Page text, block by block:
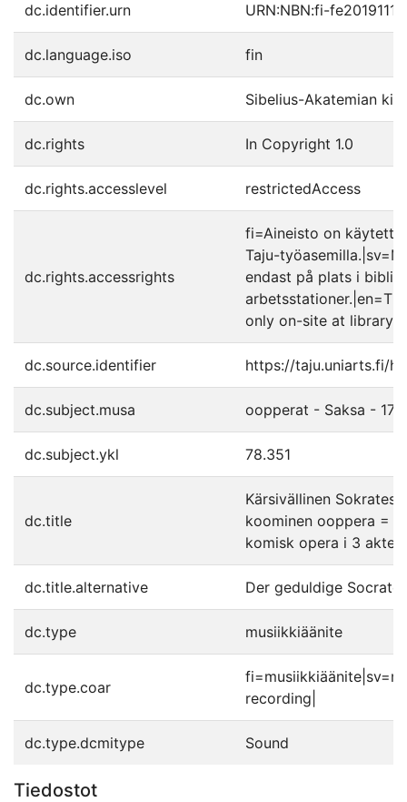
dc.identifier.urn URN:NBN:fi-
dc.language.iso fin
dc.own Sibelius-Akatemian
dc.rights In Copyright 1.0
dc.rights.accesslevel restrictedAccess
dc.rights.accessrights
fi=Aineisto on
Taju-
endast på plats i
only on-site at
dc.source.identifier https://taju.uniarts.fi/
dc.subject.musa oopperat - Saksa -
dc.subject.ykl 78.351
dc.title
Kärsivällinen Sokrates
koominen ooppera =
komisk opera i 3 akter
dc.title.alternative Der geduldige
dc.type musiikkiäänite
dc.type.coar
recording|
dc.type.dcmitype Sound
Tiedostot